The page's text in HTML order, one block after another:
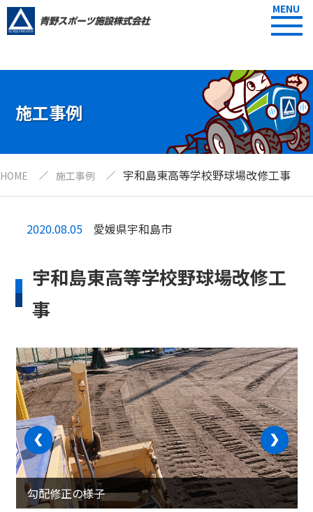
MENU
施工事例
HOME 施工事例 宇和島東高等学校野球場改修工事
2020.08.05 愛媛県宇和島市
宇和島東高等学校野球場改修工
事
勾配修正の様子
‹